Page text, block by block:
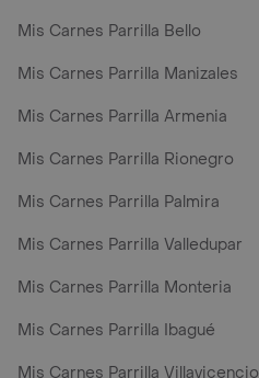
Mis Carnes Parrilla Bello
Mis Carnes Parrilla Manizales
Mis Carnes Parrilla Armenia
Mis Carnes Parrilla Rionegro
Mis Carnes Parrilla Palmira
Mis Carnes Parrilla Valledupar
Mis Carnes Parrilla Monteria
Mis Carnes Parrilla Ibagué
Mis Carnes Parrilla Villavicencio